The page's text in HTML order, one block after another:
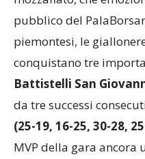
pubblico del
piemontesi, le
conquistano tre
Battistelli San
da tre successi
(25-19, 16-25, 30-28,
MVP della gara ancora